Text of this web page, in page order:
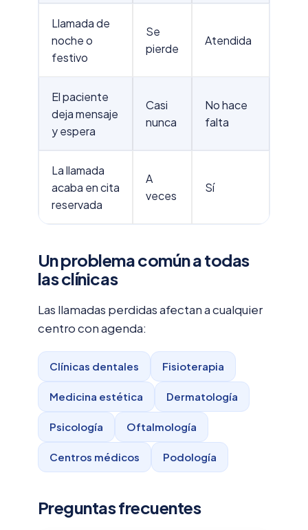
Llamada de
noche o
festivo
Se
pierde
Atendida
El paciente
deja mensaje
y espera
Casi
nunca
No hace
falta
La llamada
acaba en cita
reservada
A
veces
Sí
Un problema común a todas
las clínicas
Las llamadas perdidas afectan a cualquier
centro con agenda:
Clínicas dentales Fisioterapia
Medicina estética Dermatología
Psicología Oftalmología
Centros médicos Podología
Preguntas frecuentes